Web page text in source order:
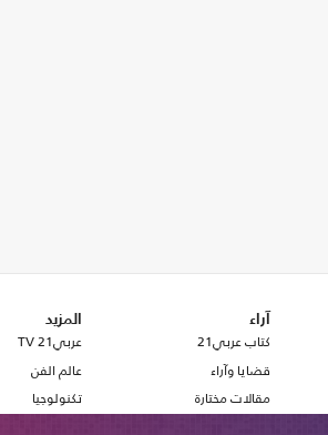
آراء
كتاب عربي21
قضايا وآراء
مقالات مختارة
المزيد
عربي21 TV
عالم الفن
تكنولوجيا